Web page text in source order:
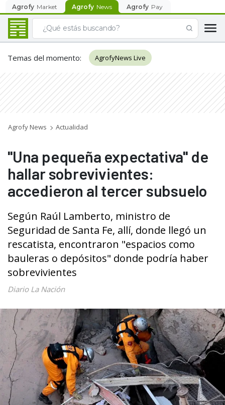
Agrofy Market Agrofy News Agrofy Pay
Temas del momento: AgrofyNews Live
Agrofy News Actualidad
"Una pequeña expectativa" de
hallar sobrevivientes:
accedieron al tercer subsuelo
Según Raúl Lamberto, ministro de
Seguridad de Santa Fe, allí, donde llegó un
rescatista, encontraron "espacios como
bauleras o depósitos" donde podría haber
sobrevivientes
Diario La Nación